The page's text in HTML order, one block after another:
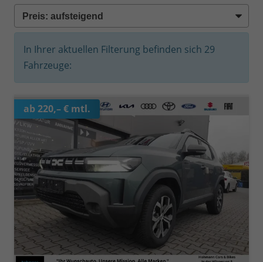
In Ihrer aktuellen Filterung befinden sich 29
Fahrzeuge:
ab 220,– € mtl.